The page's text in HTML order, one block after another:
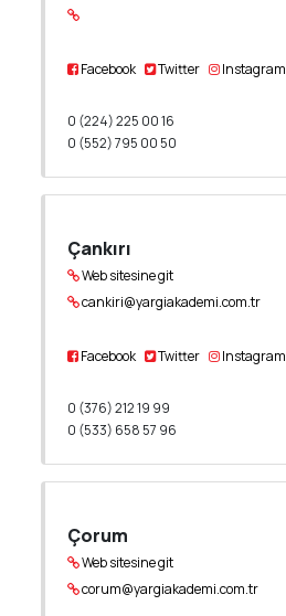
Facebook Twitter Instagram
0 (224) 225 00 16
0 (552) 795 00 50
Çankırı
Web sitesine git
cankiri@yargiakademi.com.tr
Facebook Twitter Instagram
0 (376) 212 19 99
0 (533) 658 57 96
Çorum
Web sitesine git
corum@yargiakademi.com.tr